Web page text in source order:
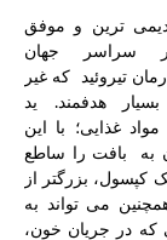
ترین و موفق
در سراسر جهان
تیروئید که غیر
هدفمند. ید
غذایی؛ با این
به بافت را ساطع
کپسول، بزرگتر از
می تواند به
که در جریان خون،